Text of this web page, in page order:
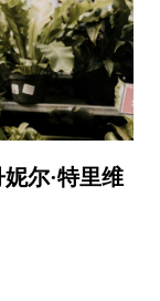
尔·特里维